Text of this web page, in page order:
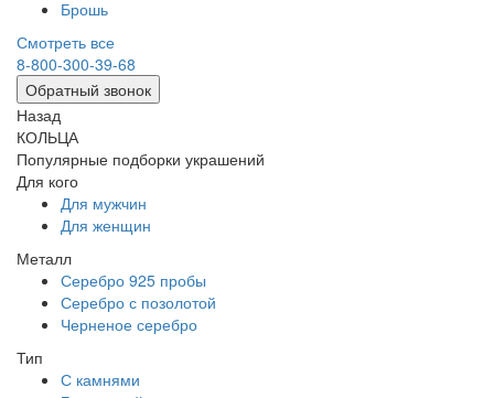
Брошь
Смотреть все
8-800-300-39-68
Обратный звонок
Назад
КОЛЬЦА
Популярные подборки украшений
Для кого
Для мужчин
Для женщин
Металл
Серебро 925 пробы
Серебро с позолотой
Черненое серебро
Тип
С камнями